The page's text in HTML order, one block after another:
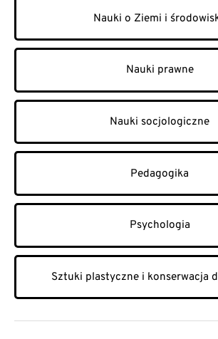
Nauki o Ziemi i
Nauki prawne
Nauki socjologiczne
Pedagogika
Psychologia
Sztuki plastyczne i konserwacja